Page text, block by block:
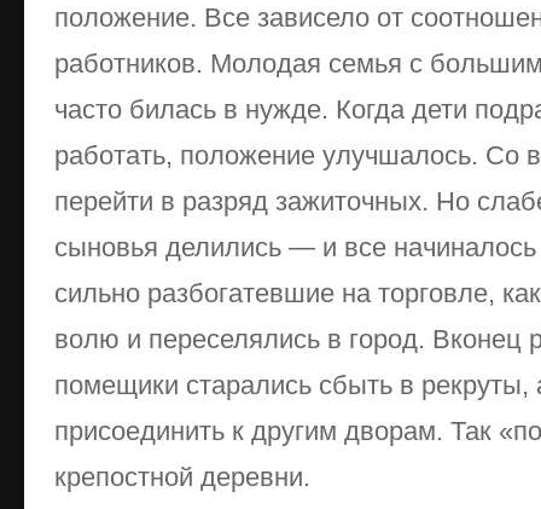
положение. Все зависело от
работников. Молодая семья с
часто билась в нужде. Когда дети
работать, положение улучшалось. Со
перейти в разряд зажиточных. Но
сыновья делились — и все
сильно разбогатевшие на торговле,
волю и переселялись в город. Вконец
помещики старались сбыть в рекруты,
присоединить к другим дворам. Так
крепостной деревни.